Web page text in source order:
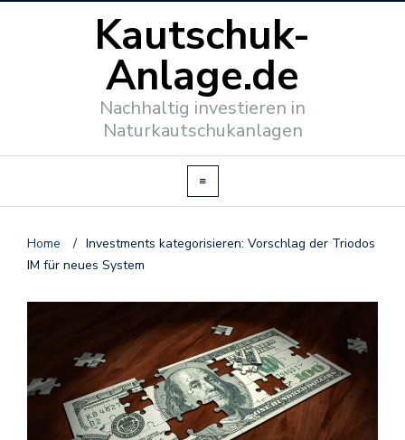
Kautschuk-
Anlage.de
Nachhaltig investieren in
Naturkautschukanlagen
Home / Investments kategorisieren: Vorschlag der Triodos
IM für neues System